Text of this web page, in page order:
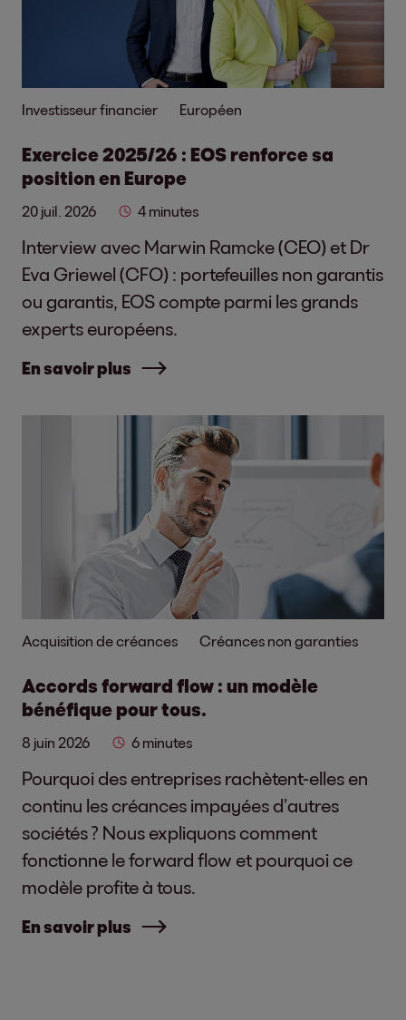
Investisseur financier Européen
Exercice 2025/26 : EOS renforce sa
position en Europe
20 juil. 2026 4 minutes
Interview avec Marwin Ramcke (CEO) et Dr
Eva Griewel (CFO) : portefeuilles non garantis
ou garantis, EOS compte parmi les grands
experts européens.
En savoir plus
Acquisition de créances Créances non garanties
Accords forward flow : un modèle
bénéfique pour tous.
8 juin 2026 6 minutes
Pourquoi des entreprises rachètent-elles en
continu les créances impayées d’autres
sociétés ? Nous expliquons comment
fonctionne le forward flow et pourquoi ce
modèle profite à tous.
En savoir plus